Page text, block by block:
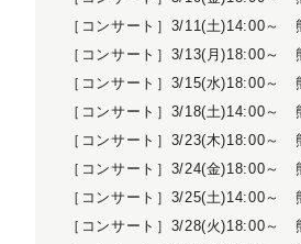
［コンサート］3/11(土)14:00～
［コンサート］3/13(月)18:00～
［コンサート］3/15(水)18:00～
［コンサート］3/18(土)14:00～
［コンサート］3/23(木)18:00～
［コンサート］3/24(金)18:00～
［コンサート］3/25(土)14:00～
［コンサート］3/28(火)18:00～